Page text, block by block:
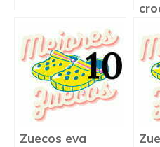
Zuecos eva